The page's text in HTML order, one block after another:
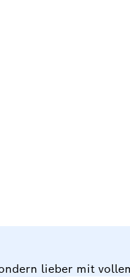
lieber mit